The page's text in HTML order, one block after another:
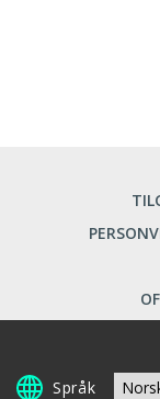
Språk